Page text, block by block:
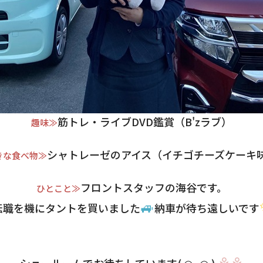
趣味≫筋トレ・ライブDVD鑑賞（B'zラブ）
な食べ物≫シャトレーゼのアイス（イチゴチーズケーキ
ひとこと≫フロントスタッフの海谷です。
を機にタントを買いました🚙納車が待ち遠しいです